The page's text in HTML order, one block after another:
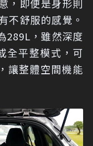
，即便是身形則
不舒服的感覺。
289L，雖然深度
全平整模式，可
讓整體空間機能